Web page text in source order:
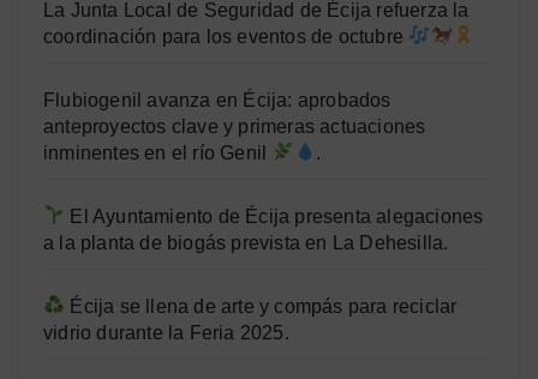
La Junta Local de Seguridad de Écija refuerza la
coordinación para los eventos de octubre
Flubiogenil avanza en Écija: aprobados
anteproyectos clave y primeras actuaciones
inminentes en el río Genil
.
El Ayuntamiento de Écija presenta alegaciones
a la planta de biogás prevista en La Dehesilla.
Écija se llena de arte y compás para reciclar
vidrio durante la Feria 2025.